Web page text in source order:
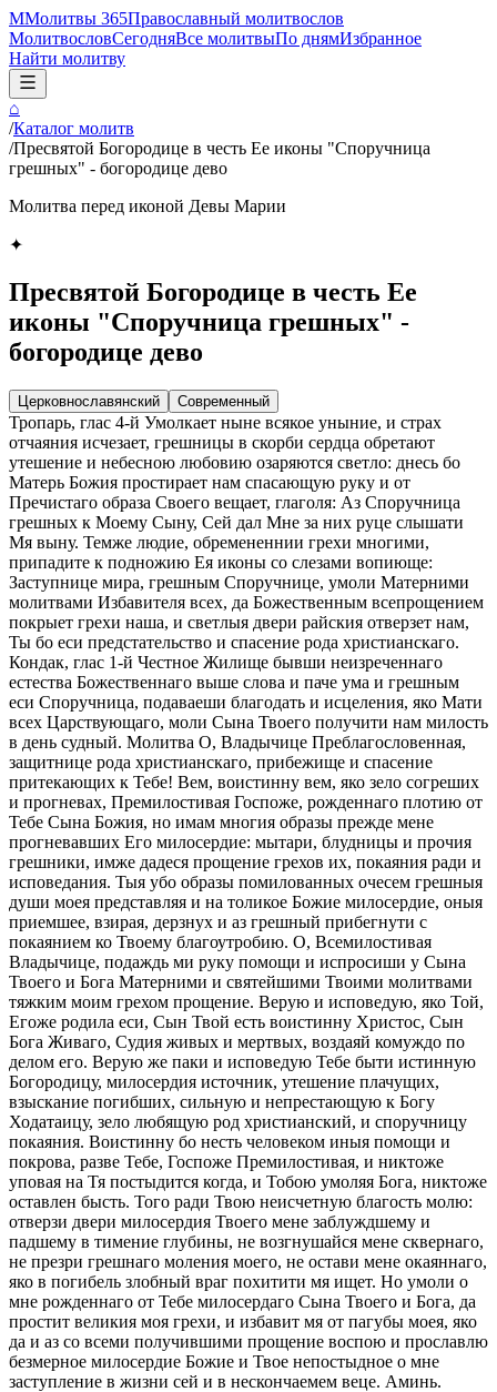
ММолитвы 365Православный молитвослов
МолитвословСегодняВсе молитвыПо днямИзбранное
Найти молитву
⌂
/Каталог молитв
/Пресвятой Богородице в честь Ее иконы "Споручница
грешных" - богородице дево
Молитва перед иконой Девы Марии
✦
Пресвятой Богородице в честь Ее
иконы "Споручница грешных" -
богородице дево
Церковнославянский Современный
Тропарь, глас 4-й Умолкает ныне всякое уныние, и страх
отчаяния исчезает, грешницы в скорби сердца обретают
утешение и небесною любовию озаряются светло: днесь бо
Матерь Божия простирает нам спасающую руку и от
Пречистаго образа Своего вещает, глаголя: Аз Споручница
грешных к Моему Сыну, Сей дал Мне за них руце слышати
Мя выну. Темже людие, обремененнии грехи многими,
припадите к подножию Ея иконы со слезами вопиюще:
Заступнице мира, грешным Споручнице, умоли Матерними
молитвами Избавителя всех, да Божественным всепрощением
покрыет грехи наша, и светлыя двери райския отверзет нам,
Ты бо еси предстательство и спасение рода христианскаго.
Кондак, глас 1-й Честное Жилище бывши неизреченнаго
естества Божественнаго выше слова и паче ума и грешным
еси Споручница, подаваеши благодать и исцеления, яко Мати
всех Царствующаго, моли Сына Твоего получити нам милость
в день судный. Молитва О, Владычице Преблагословенная,
защитнице рода христианскаго, прибежище и спасение
притекающих к Тебе! Вем, воистинну вем, яко зело согреших
и прогневах, Премилостивая Госпоже, рожденнаго плотию от
Тебе Сына Божия, но имам многия образы прежде мене
прогневавших Его милосердие: мытари, блудницы и прочия
грешники, имже дадеся прощение грехов их, покаяния ради и
исповедания. Тыя убо образы помилованных очесем грешныя
души моея представляя и на толикое Божие милосердие, оныя
приемшее, взирая, дерзнух и аз грешный прибегнути с
покаянием ко Твоему благоутробию. О, Всемилостивая
Владычице, подаждь ми руку помощи и испросиши у Сына
Твоего и Бога Матерними и святейшими Твоими молитвами
тяжким моим грехом прощение. Верую и исповедую, яко Той,
Егоже родила еси, Сын Твой есть воистинну Христос, Сын
Бога Живаго, Судия живых и мертвых, воздаяй комуждо по
делом его. Верую же паки и исповедую Тебе быти истинную
Богородицу, милосердия источник, утешение плачущих,
взыскание погибших, сильную и непрестающую к Богу
Ходатаицу, зело любящую род христианский, и споручницу
покаяния. Воистинну бо несть человеком иныя помощи и
покрова, разве Тебе, Госпоже Премилостивая, и никтоже
уповая на Тя постыдится когда, и Тобою умоляя Бога, никтоже
оставлен бысть. Того ради Твою неисчетную благость молю:
отверзи двери милосердия Твоего мене заблуждшему и
падшему в тимение глубины, не возгнушайся мене сквернаго,
не презри грешнаго моления моего, не остави мене окаяннаго,
яко в погибель злобный враг похитити мя ищет. Но умоли о
мне рожденнаго от Тебе милосердаго Сына Твоего и Бога, да
простит великия моя грехи, и избавит мя от пагубы моея, яко
да и аз со всеми получившими прощение воспою и прославлю
безмерное милосердие Божие и Твое непостыдное о мне
заступление в жизни сей и в нескончаемем веце. Аминь.